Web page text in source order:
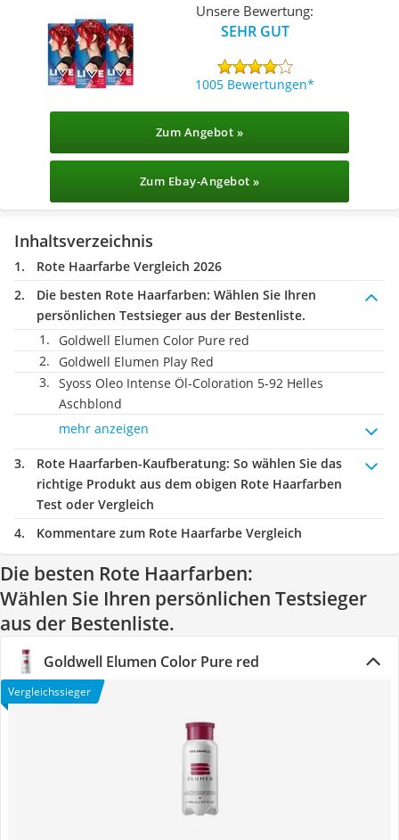
Unsere Bewertung:
SEHR GUT
1005 Bewertungen
Zum Angebot »
Zum Ebay-Angebot »
Inhaltsverzeichnis
Rote Haarfarbe Vergleich 2026
Die besten Rote Haarfarben: Wählen Sie Ihren
persönlichen Testsieger aus der Bestenliste.
Goldwell Elumen Color Pure red
Goldwell Elumen Play Red
Syoss Oleo Intense Öl-Coloration 5-92 Helles
Aschblond
mehr anzeigen
Rote Haarfarben-Kaufberatung: So wählen Sie das
richtige Produkt aus dem obigen Rote Haarfarben
Test oder Vergleich
Kommentare zum Rote Haarfarbe Vergleich
Die besten Rote Haarfarben:
Wählen Sie Ihren persönlichen Testsieger
aus der Bestenliste.
Goldwell Elumen Color Pure red
Vergleichssieger